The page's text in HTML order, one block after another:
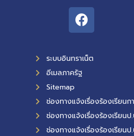
ระบบอินทราเน็ต
อีเมลภาครัฐ
Sitemap
ช่องทางแจ้งเรื่องร้องเรียน
ช่องทางแจ้งเรื่องร้องเรียนป
ช่องทางแจ้งเรื่องร้องเรียนป